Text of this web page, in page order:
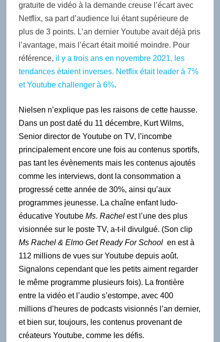
gratuite de vidéo à la demande creuse l’écart avec
Netflix, sa part d’audience lui étant supérieure de
plus de 3 points. L’an dernier Youtube avait déjà pris
l’avantage, mais l’écart était moitié moindre. Pour
référence, il y a trois ans en novembre 2021, les
tendances étaient inverses. Netflix était leader à 7%
et Youtube challenger à 6%.
Nielsen n’explique pas les raisons de cette hausse.
Dans un post daté du 11 décembre, Kurt Wilms,
Senior director de Youtube on TV, l’incombe
principalement encore une fois au contenus sportifs,
pas tant les évènements mais les contenus ajoutés
comme les interviews, dont la consommation a
progressé cette année de 30%, ainsi qu’aux
programmes jeunesse. La chaîne enfant ludo-
éducative Youtube Ms. Rachelest l’une des plus
visionnée sur le poste TV, a-t-il divulgué. (Son clip
Ms Rachel & Elmo Get Ready For School en est à
112 millions de vues sur Youtube depuis août.
Signalons cependant que les petits aiment regarder
le même programme plusieurs fois). La frontière
entre la vidéo et l’audio s’estompe, avec 400
millions d’heures de podcasts visionnés l’an dernier,
et bien sur, toujours, les contenus provenant de
créateurs Youtube, comme les défis.